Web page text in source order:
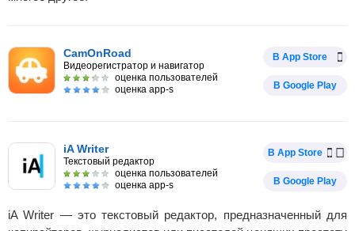
CamOnRoad
Видеорегистратор и навигатор
оценка пользователей
оценка app-s
В App Store
В Google Play
iA Writer
Текстовый редактор
оценка пользователей
оценка app-s
В App Store
В Google Play
iA Writer — это текстовый редактор, предназначенный для